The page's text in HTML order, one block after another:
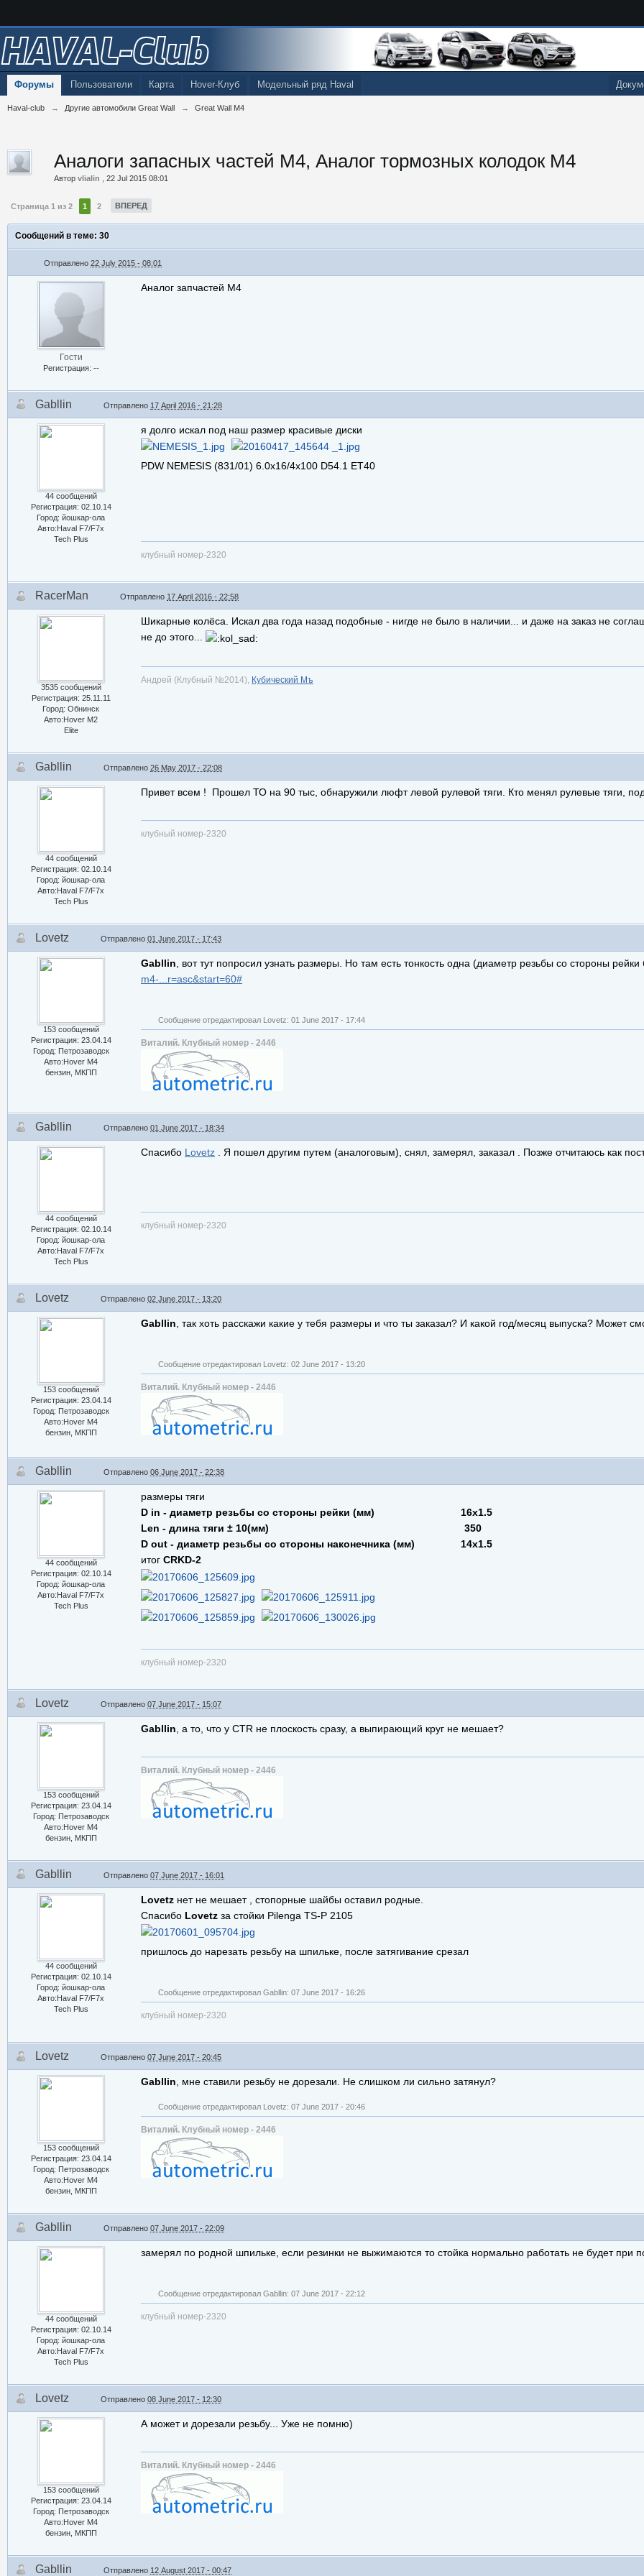
HAVAL-Club
Карта Hover-Клуб Модельный ряд Haval
Форумы Пользователи
Haval-club → Другие автомобили Great Wall → Great Wall M4
Аналоги запасных частей М4, Аналог тормозных колодок М4
Автор vlialin 22 Jul 2015 08:01
Страница 1 из 2 1 2 ВПЕРЕД
Сообщений в теме: 30
Отправлено 22 July 2015 - 08:01
Гости
Регистрация: --
Аналог запчастей М4
Gabllin Отправлено 17 April 2016 - 21:28
44 сообщений
Регистрация: 02.10.14
Город: йошкар-ола
Авто:Haval F7/F7x
Tech Plus
я долго искал под наш размер красивые диски
PDW NEMESIS (831/01) 6.0x16/4x100 D54.1 ET40
клубный номер-2320
RacerMan Отправлено 17 April 2016 - 22:58
3535 сообщений
Регистрация: 25.11.11
Город: Обнинск
Авто:Hover M2
Elite
Шикарные колёса. Искал два года назад подобные - нигде не было в наличии... и даже на заказ не
не до этого...
Андрей (Клубный №2014), Кубический Мъ
Gabllin Отправлено 26 May 2017 - 22:08
44 сообщений
Регистрация: 02.10.14
Город: йошкар-ола
Авто:Haval F7/F7x
Tech Plus
Привет всем ! Прошел ТО на 90 тыс, обнаружили люфт левой рулевой тяги. Кто менял рулевые тяги,
клубный номер-2320
Lovetz Отправлено 01 June 2017 - 17:43
153 сообщений
Регистрация: 23.04.14
Город: Петрозаводск
Авто:Hover M4
бензин, МКПП
Gabllin, вот тут попросил узнать размеры. Но там есть тонкость одна (диаметр резьбы со стороны
m4-...r=asc&start=60#
Сообщение отредактировал Lovetz: 01 June 2017 - 17:44
Виталий. Клубный номер - 2446
Gabllin Отправлено 01 June 2017 - 18:34
44 сообщений
Регистрация: 02.10.14
Город: йошкар-ола
Авто:Haval F7/F7x
Tech Plus
Спасибо Lovetz . Я пошел другим путем (аналоговым), снял, замерял, заказал . Позже отчитаюсь как
клубный номер-2320
Lovetz Отправлено 02 June 2017 - 13:20
153 сообщений
Регистрация: 23.04.14
Город: Петрозаводск
Авто:Hover M4
бензин, МКПП
Gabllin, так хоть расскажи какие у тебя размеры и что ты заказал? И какой год/месяц выпуска? Может
Сообщение отредактировал Lovetz: 02 June 2017 - 13:20
Виталий. Клубный номер - 2446
Gabllin Отправлено 06 June 2017 - 22:38
44 сообщений
Регистрация: 02.10.14
Город: йошкар-ола
Авто:Haval F7/F7x
Tech Plus
размеры тяги
D in - диаметр резьбы со стороны рейки (мм) 16x1.5
Len - длина тяги ± 10(мм) 350
D out - диаметр резьбы со стороны наконечника (мм) 14x1.5
итог CRKD-2
клубный номер-2320
Lovetz Отправлено 07 June 2017 - 15:07
153 сообщений
Регистрация: 23.04.14
Город: Петрозаводск
Авто:Hover M4
бензин, МКПП
Gabllin , а то, что у CTR не плоскость сразу, а выпирающий круг не мешает?
Виталий. Клубный номер - 2446
Gabllin Отправлено 07 June 2017 - 16:01
44 сообщений
Регистрация: 02.10.14
Город: йошкар-ола
Авто:Haval F7/F7x
Tech Plus
Lovetz нет не мешает , стопорные шайбы оставил родные.
Спасибо Lovetz за стойки Pilenga TS-P 2105
пришлось до нарезать резьбу на шпильке, после затягивание срезал
Сообщение отредактировал Gabllin: 07 June 2017 - 16:26
клубный номер-2320
Lovetz Отправлено 07 June 2017 - 20:45
153 сообщений
Регистрация: 23.04.14
Город: Петрозаводск
Авто:Hover M4
бензин, МКПП
Gabllin, мне ставили резьбу не дорезали. Не слишком ли сильно затянул?
Сообщение отредактировал Lovetz: 07 June 2017 - 20:46
Виталий. Клубный номер - 2446
Gabllin Отправлено 07 June 2017 - 22:09
44 сообщений
Регистрация: 02.10.14
Город: йошкар-ола
Авто:Haval F7/F7x
Tech Plus
замерял по родной шпильке, если резинки не выжимаются то стойка нормально работать не будет при
Сообщение отредактировал Gabllin: 07 June 2017 - 22:12
клубный номер-2320
Lovetz Отправлено 08 June 2017 - 12:30
153 сообщений
Регистрация: 23.04.14
Город: Петрозаводск
Авто:Hover M4
бензин, МКПП
А может и дорезали резьбу... Уже не помню)
Виталий. Клубный номер - 2446
Gabllin Отправлено 12 August 2017 - 00:47